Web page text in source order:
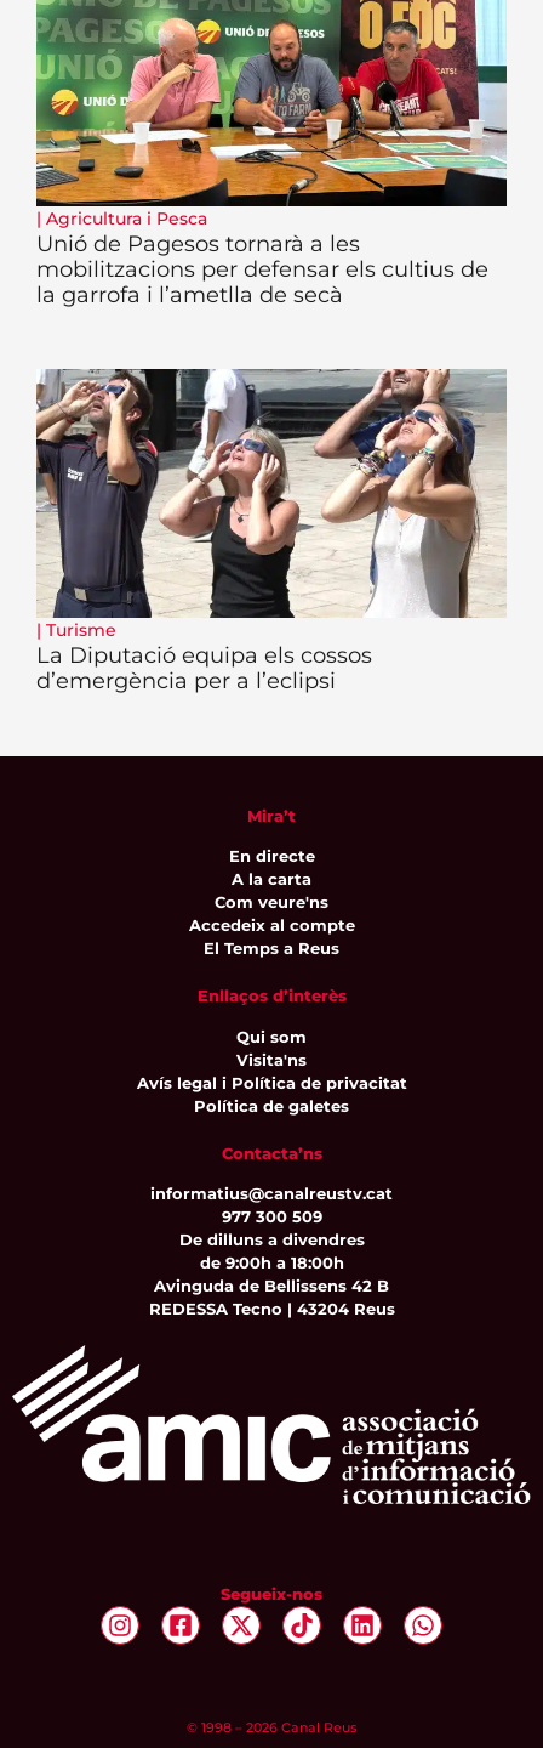
| Agricultura i Pesca
Unió de Pagesos tornarà a les
mobilitzacions per defensar els cultius de
la garrofa i l’ametlla de secà
| Turisme
La Diputació equipa els cossos
d’emergència per a l’eclipsi
Mira’t
En directe
A la carta
Com veure'ns
Accedeix al compte
El Temps a Reus
Enllaços d’interès
Qui som
Visita'ns
Avís legal i Política de privacitat
Política de galetes
Contacta’ns
informatius@canalreustv.cat
977 300 509
De dilluns a divendres
de 9:00h a 18:00h
Avinguda de Bellissens 42 B
REDESSA Tecno | 43204 Reus
Segueix-nos
© 1998 – 2026 Canal Reus